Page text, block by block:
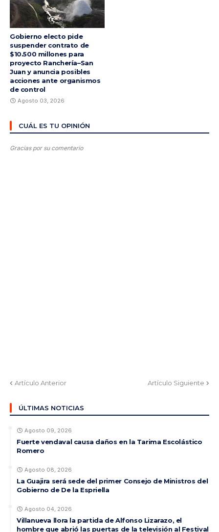
Gobierno electo pide
suspender contrato de
$10.500 millones para
proyecto Ranchería–San
Juan y anuncia posibles
acciones ante organismos
de control
Agosto 03, 2026
CUÁL ES TU OPINIÓN
Gracias por su comentario
Artículo Anterior Artículo Siguiente
ÚLTIMAS NOTICIAS
Agosto 09, 2026
Fuerte vendaval causa daños en la Tarima Escolástico
Romero
Agosto 08, 2026
La Guajira será sede del primer Consejo de Ministros del
Gobierno de De la Espriella
Agosto 04, 2026
Villanueva llora la partida de Alfonso Lizarazo, el
hombre que abrió las puertas de la televisión al Festival